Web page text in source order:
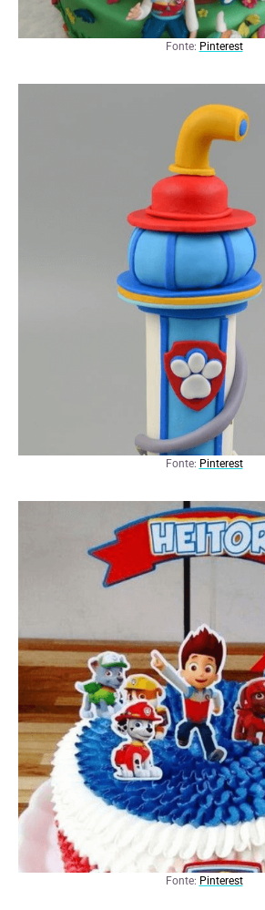
Fonte: Pinterest
Fonte: Pinterest
Fonte: Pinterest